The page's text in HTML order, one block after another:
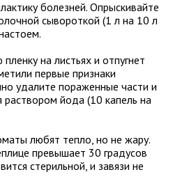
болезней. Опрыскивайте
сывороткой (1 л на 10 л
на листьях и отпугнет
первые признаки
удалите пораженные части и
раствором йода (10 капель на
любят тепло, но не жару.
превышает 30 градусов
стерильной, и завязи не